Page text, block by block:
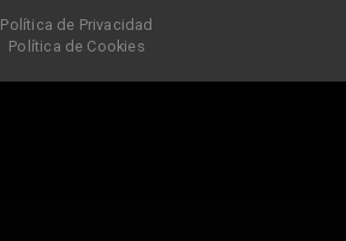
Política de Privacidad
Política de Cookies